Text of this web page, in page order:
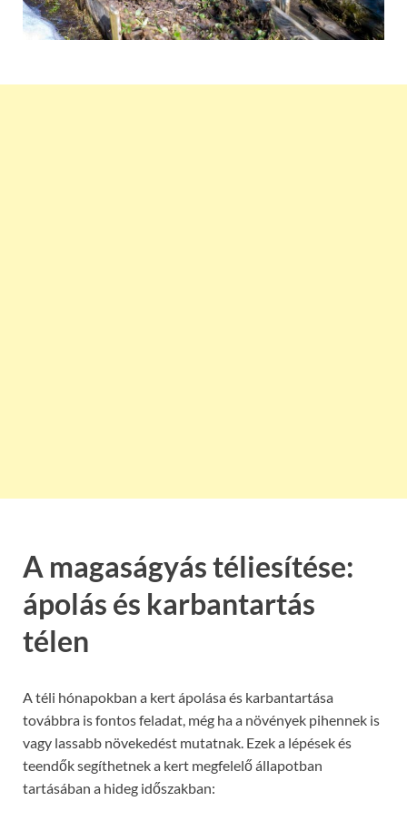
A magaságyás téliesítése:
ápolás és karbantartás
télen
A téli hónapokban a kert ápolása és karbantartása
továbbra is fontos feladat, még ha a növények pihennek is
vagy lassabb növekedést mutatnak. Ezek a lépések és
teendők segíthetnek a kert megfelelő állapotban
tartásában a hideg időszakban: